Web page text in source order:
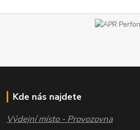
Kde nás najdete
Výdejní místo - Provozovna